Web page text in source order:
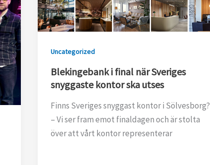
Uncategorized
Blekingebank i final när Sveriges
snyggaste kontor ska utses
Finns Sveriges snyggast kontor i Sölvesborg?
– Vi ser fram emot finaldagen och är stolta
över att vårt kontor representerar